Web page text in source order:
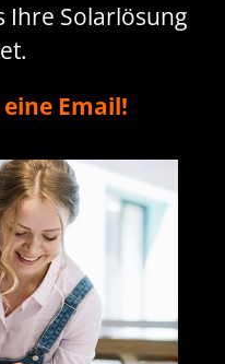
Ihre Solarlösung
Email!